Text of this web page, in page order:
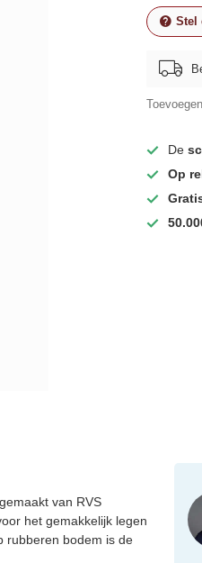
Stel
De
Op
van RVS
het gemakkelijk legen
rubberen bodem is de